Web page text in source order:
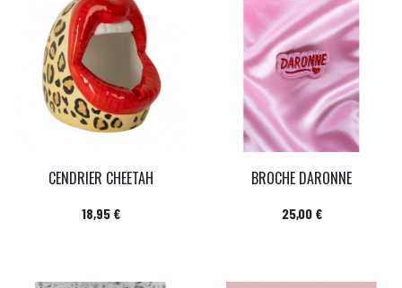
CENDRIER CHEETAH
Prix
18,95 €
BROCHE DARONNE
Prix
25,00 €